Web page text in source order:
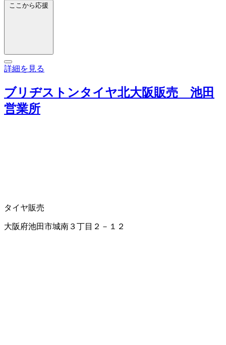
ここから応援
詳細を見る
ブリヂストンタイヤ北大阪販売 池田
営業所
タイヤ販売
大阪府池田市城南３丁目２－１２